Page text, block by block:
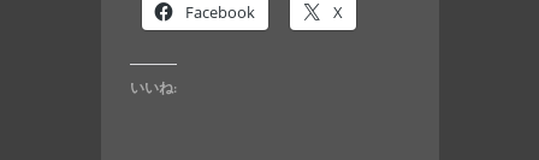
Facebook X
いいね: